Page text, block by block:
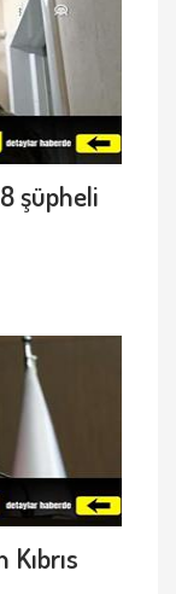
şüpheli